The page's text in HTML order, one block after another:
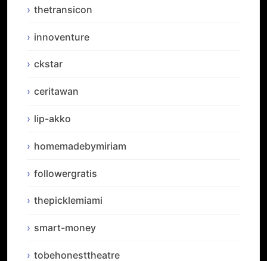
thetransicon
innoventure
ckstar
ceritawan
lip-akko
homemadebymiriam
followergratis
thepicklemiami
smart-money
tobehonesttheatre